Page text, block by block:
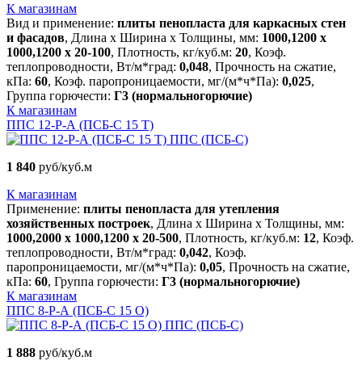
К магазинам
Вид и применение: плиты пенопласта для каркасных стен
и фасадов, Длина х Ширина х Толщины, мм: 1000,1200 х
1000,1200 х 20-100, Плотность, кг/куб.м: 20, Коэф.
теплопроводности, Вт/м*град: 0,048, Прочность на сжатие,
кПа: 60, Коэф. паропроницаемости, мг/(м*ч*Па): 0,025,
Группа горючести: Г3 (нормальногорючие)
К магазинам
ППС 12-Р-А (ПСБ-С 15 Т)
ППС (ПСБ-С)
1 840 руб/куб.м
К магазинам
Применение: плиты пенопласта для утепления
хозяйственных построек, Длина х Ширина х Толщины, мм:
1000,2000 х 1000,1200 х 20-500, Плотность, кг/куб.м: 12, Коэф.
теплопроводности, Вт/м*град: 0,042, Коэф.
паропроницаемости, мг/(м*ч*Па): 0,05, Прочность на сжатие,
кПа: 60, Группа горючести: Г3 (нормальногорючие)
К магазинам
ППС 8-Р-А (ПСБ-С 15 О)
ППС (ПСБ-С)
1 888 руб/куб.м